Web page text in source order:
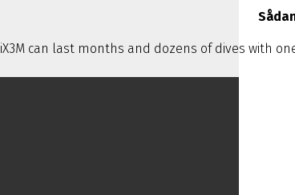
iX3M can last months and dozens of dives with